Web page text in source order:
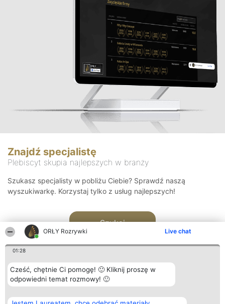
ORŁY Rozrywki Live chat
01:28
Cześć, chętnie Ci pomogę! 🙂 Kliknij proszę w
odpowiedni temat rozmowy! 🙂
Znajdź specjalistę
Plebiscyt skupia najlepszych w branży
Szukasz specjalisty w pobliżu Ciebie? Sprawdź naszą
wyszukiwarkę. Korzystaj tylko z usług najlepszych!
Szukaj
Organizator plebiscytu Plebiscyt Kontakt